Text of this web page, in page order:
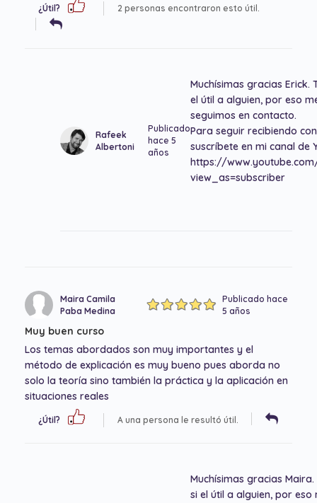
¿Útil? 2 personas encontraron esto útil.
Rafeek
Albertoni
Publicado
hace 5
años
Muchísimas gracias Erick.
el útil a alguien, por eso
seguimos en contacto.
Para seguir recibiendo
suscríbete en mi canal de
https://
view_as=subscriber
Maira Camila
Paba Medina
Publicado hace
5 años
Muy buen curso
Los temas abordados son muy importantes y el
método de explicación es muy bueno pues aborda no
solo la teoría sino también la práctica y la aplicación en
situaciones reales
¿Útil? A una persona le resultó útil.
Muchísimas gracias
si el útil a alguien, por